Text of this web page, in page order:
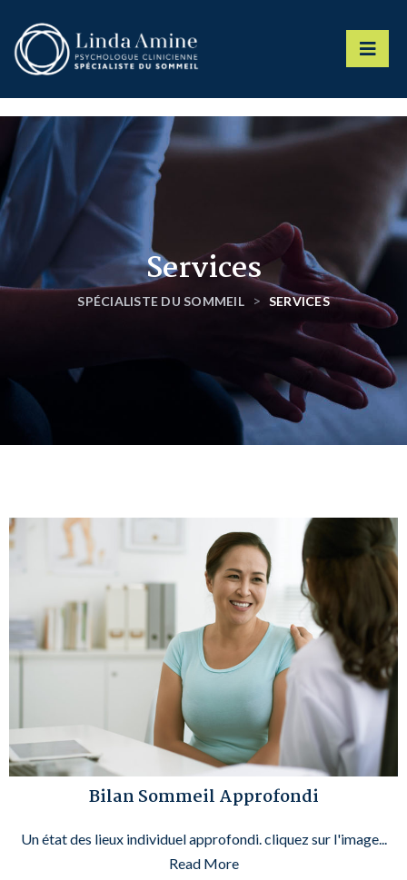
Services
SPÉCIALISTE DU SOMMEIL > SERVICES
Bilan Sommeil Approfondi
Un état des lieux individuel approfondi. cliquez sur l'image...
Read More